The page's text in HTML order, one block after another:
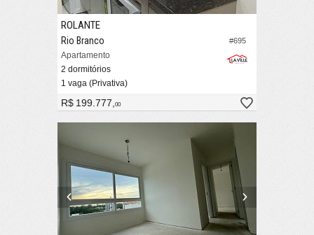
#695
ROLANTE
Rio Branco
Apartamento
2 dormitórios
1 vaga (Privativa)
R$ 199.777,00